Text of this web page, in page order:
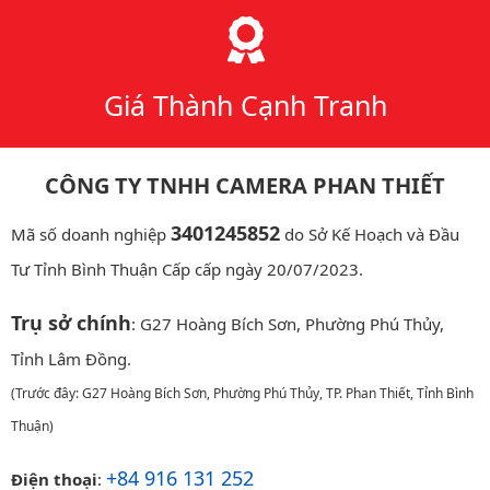
Giá Thành Cạnh Tranh
CÔNG TY TNHH CAMERA PHAN THIẾT
Mã số doanh nghiệp 3401245852 do Sở Kế Hoạch và Đầu
Tư Tỉnh Bình Thuận Cấp cấp ngày 20/07/2023.
Trụ sở chính: G27 Hoàng Bích Sơn, Phường Phú Thủy,
Tỉnh Lâm Đồng.
(Trước đây: G27 Hoàng Bích Sơn, Phường Phú Thủy, TP. Phan Thiết, Tỉnh Bình
Thuận)
Điện thoại: +84 916 131 252